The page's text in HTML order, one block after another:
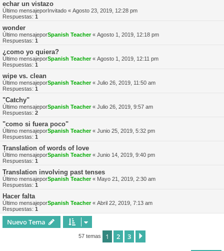
echar un vistazo
Último mensajeporInvitado « Agosto 23, 2019, 12:28 pm
Respuestas: 1
wonder
Último mensajeporSpanish Teacher« Agosto 1, 2019, 12:18 pm
Respuestas: 1
¿como yo quiera?
Último mensajeporSpanish Teacher« Agosto 1, 2019, 12:11 pm
Respuestas: 1
wipe vs. clean
Último mensajeporSpanish Teacher« Julio 26, 2019, 11:50 am
Respuestas: 1
"Catchy"
Último mensajeporSpanish Teacher« Julio 26, 2019, 9:57 am
Respuestas: 2
"como si fuera poco"
Último mensajeporSpanish Teacher« Junio 25, 2019, 5:32 pm
Respuestas: 1
Translation of words of love
Último mensajeporSpanish Teacher« Junio 14, 2019, 9:40 pm
Respuestas: 1
Translation involving past tenses
Último mensajeporSpanish Teacher« Mayo 21, 2019, 2:30 am
Respuestas: 1
Hacer falta
Último mensajeporSpanish Teacher« Abril 22, 2019, 7:13 am
Respuestas: 1
Nuevo Tema
57 temas 1 2 3